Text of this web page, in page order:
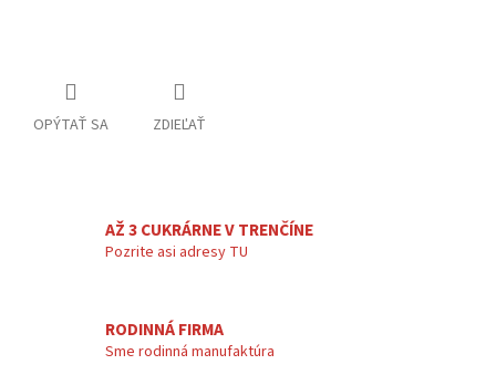
OPÝTAŤ SA ZDIEĽAŤ
AŽ 3 CUKRÁRNE V TRENČÍNE
Pozrite asi adresy TU
RODINNÁ FIRMA
Sme rodinná manufaktúra